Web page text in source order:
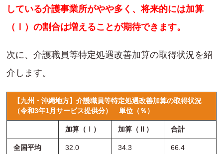
している介護事業所がやや多く、将来的には加算
（Ⅰ）の割合は増えることが期待できます。
次に、介護職員等特定処遇改善加算の取得状況を紹
介します。
【九州・沖縄地方】介護職員等特定処遇改善加算の取得状況
（令和3年1月サービス提供分）
単位（％）
加算（Ⅰ） 加算（Ⅱ） 合計
全国平均 32.0 34.3 66.4